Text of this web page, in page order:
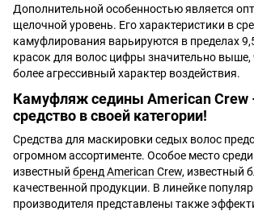
Дополнительной особенностью является
щелочной уровень. Его характеристики в
камуфлирования варьируются в пределах
красок для волос цифры значительно выше,
более агрессивный характер воздействия.
Камуфляж седины American Crew
средство в своей категории!
Средства для маскировки седых волос
огромном ассортименте. Особое место
известный бренд American Crew, известный
качественной продукции. В линейке
производителя представлены также